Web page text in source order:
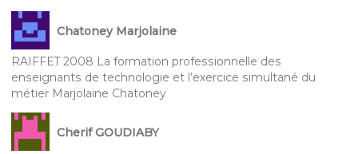
Chatoney Marjolaine
RAIFFET 2008 La formation professionnelle des
enseignants de technologie et l’exercice simultané du
métier Marjolaine Chatoney
Cherif GOUDIABY